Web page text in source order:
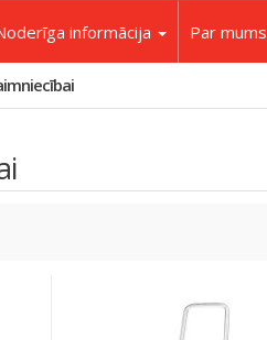
informācija Par mums